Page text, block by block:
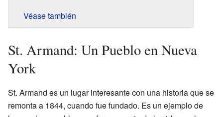
Véase también
St. Armand: Un Pueblo en Nueva
York
St. Armand es un lugar interesante con una historia que se
remonta a 1844, cuando fue fundado. Es un ejemplo de